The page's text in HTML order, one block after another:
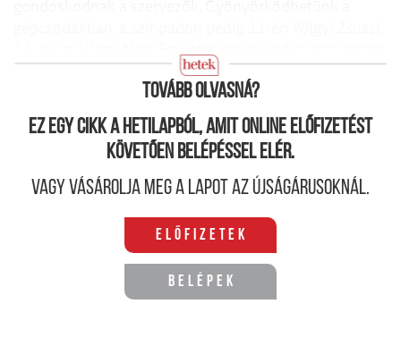
17 órától.(x)
Tovább olvasná?
Ez egy cikk a hetilapból, amit online előfizetést
követően belépéssel elér.
Vagy vásárolja meg a lapot az újságárusoknál.
Előfizetek
Belépek